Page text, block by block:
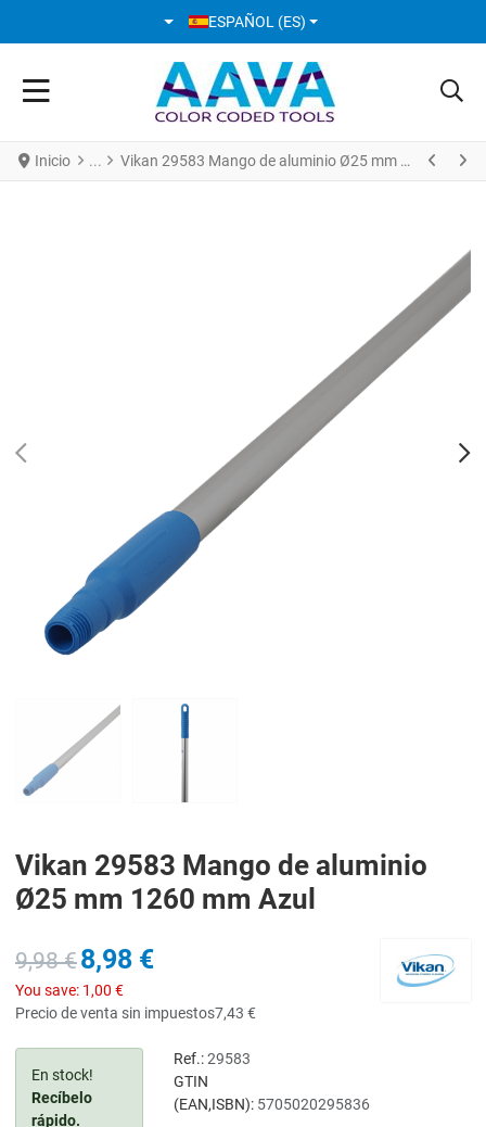
SELECCIONE SU IDIOMA
ESPAÑOL (ES)
Inicio Vikan 29583 Mango de aluminio Ø25 mm 1260 mm Azul
Vikan 29583 Mango de aluminio
Ø25 mm 1260 mm Azul
9,98 €8,98 €
You save: 1,00 €
Precio de venta sin impuestos7,43 €
En stock!
Recíbelo
rápido.
Ref.: 29583
GTIN
(EAN,ISBN): 5705020295836